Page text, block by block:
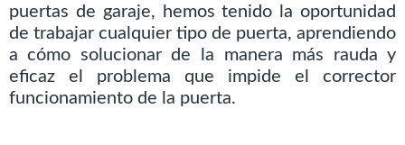
puertas de garaje, hemos tenido la oportunidad
de trabajar cualquier tipo de puerta, aprendiendo
a cómo solucionar de la manera más rauda y
eficaz el problema que impide el corrector
funcionamiento de la puerta.